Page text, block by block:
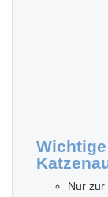
Nur zur